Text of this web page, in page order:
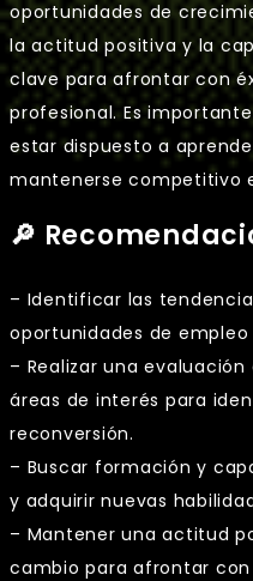
oportunidades de
la actitud positiva y la
clave para afrontar con
profesional. Es
estar dispuesto a
mantenerse competitivo
🔎
– Identificar las
oportunidades de
– Realizar una
áreas de interés para
reconversión.
– Buscar formación y
y adquirir nuevas
– Mantener una actitud
cambio para afrontar